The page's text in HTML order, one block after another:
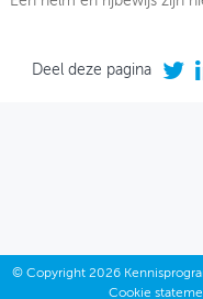
Deel deze pagina
© Copyright 2026
Cookie